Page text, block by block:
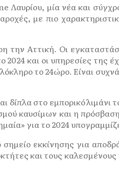
μία νέα και
με πιο
την Αττική. Οι
και οι υπηρεσίες της
το 24ώρο. Είναι
δίπλα στο εμπορικό
καυσίμων και η
για το 2024
εκκίνησης για
και τους